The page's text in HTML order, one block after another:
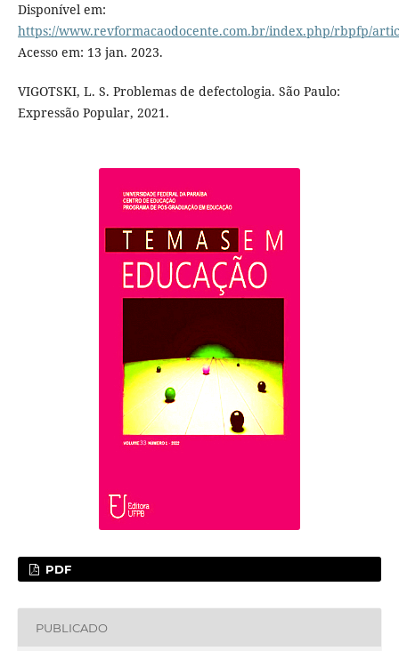
Disponível em:
https://www.revformacaodocente.com.br/index.php/rbpfp/
Acesso em: 13 jan. 2023.
VIGOTSKI, L. S. Problemas de defectologia. São Paulo:
Expressão Popular, 2021.
PDF
PUBLICADO